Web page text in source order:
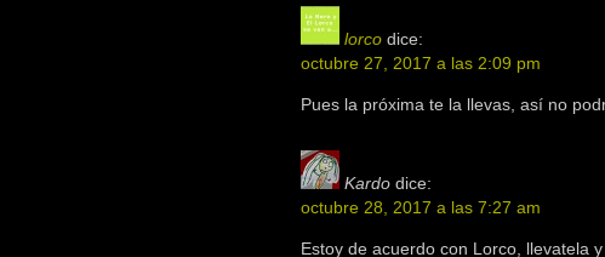
lorco dice:
octubre 27, 2017 a las 2:09 pm
Pues la próxima te la llevas, así no
Kardo dice:
octubre 28, 2017 a las 7:27 am
Estoy de acuerdo con Lorco, llevatela